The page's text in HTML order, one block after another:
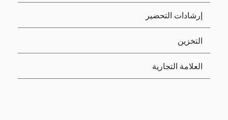
إرشادات التحضير
التخزين
العلامة التجارية